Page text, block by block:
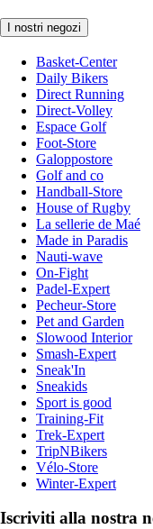
I nostri negozi
Basket-Center
Daily Bikers
Direct Running
Direct-Volley
Espace Golf
Foot-Store
Galoppostore
Golf and co
Handball-Store
House of Rugby
La sellerie de Maé
Made in Paradis
Nauti-wave
On-Fight
Padel-Expert
Pecheur-Store
Pet and Garden
Slowood Interior
Smash-Expert
Sneak'In
Sneakids
Sport is good
Training-Fit
Trek-Expert
TripNBikers
Vélo-Store
Winter-Expert
Iscriviti alla nostra